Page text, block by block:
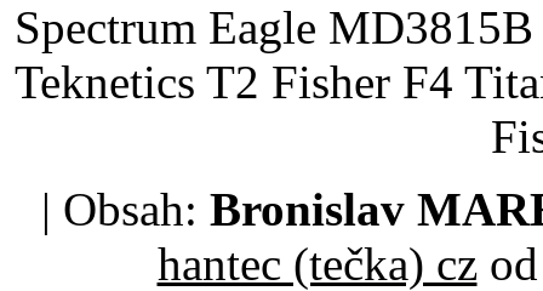
Spectrum Eagle
Teknetics T2 Fisher F4
| Obsah: Bronislav
hantec (tečka) czod